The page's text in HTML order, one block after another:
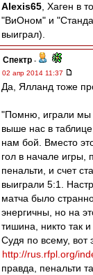
Alexis65 , Хаген в
"ВиОном" и
выиграл).
Спектр -
02 апр 2014 11:37
Да, Ялланд тоже
"Помню, играли мы
выше нас в
нам бой. Вместо
гол в начале игры,
пенальти, и счет
выиграли 5:1.
матча было
энергичны, но на
тишина, никто так
Судя по всему, вот
http://rus.rfpl.org/
правда, пенальти